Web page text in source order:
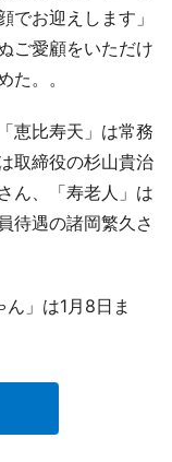
でお迎えします」
ご愛顧をいただけ
た。。
恵比寿天」は常務
取締役の杉山貴治
ん、「寿老人」は
待遇の諸岡繁久さ
」は1月8日ま